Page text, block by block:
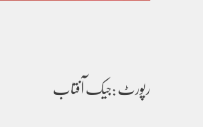
رپورٹ :جیک آفتاب